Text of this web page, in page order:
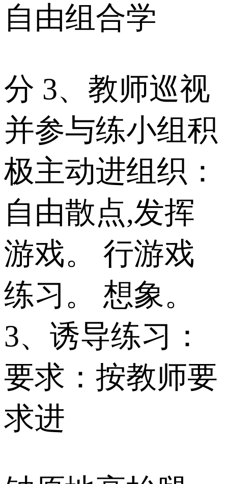
自由组合学
分 3、教师巡视
并参与练小组积
极主动进组织：
自由散点,发挥
游戏。 行游戏
练习。 想象。
3、诱导练习：
要求：按教师要
求进